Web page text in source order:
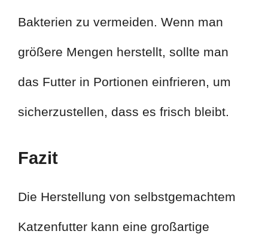
Bakterien zu vermeiden. Wenn man
größere Mengen herstellt, sollte man
das Futter in Portionen einfrieren, um
sicherzustellen, dass es frisch bleibt.
Fazit
Die Herstellung von selbstgemachtem
Katzenfutter kann eine großartige